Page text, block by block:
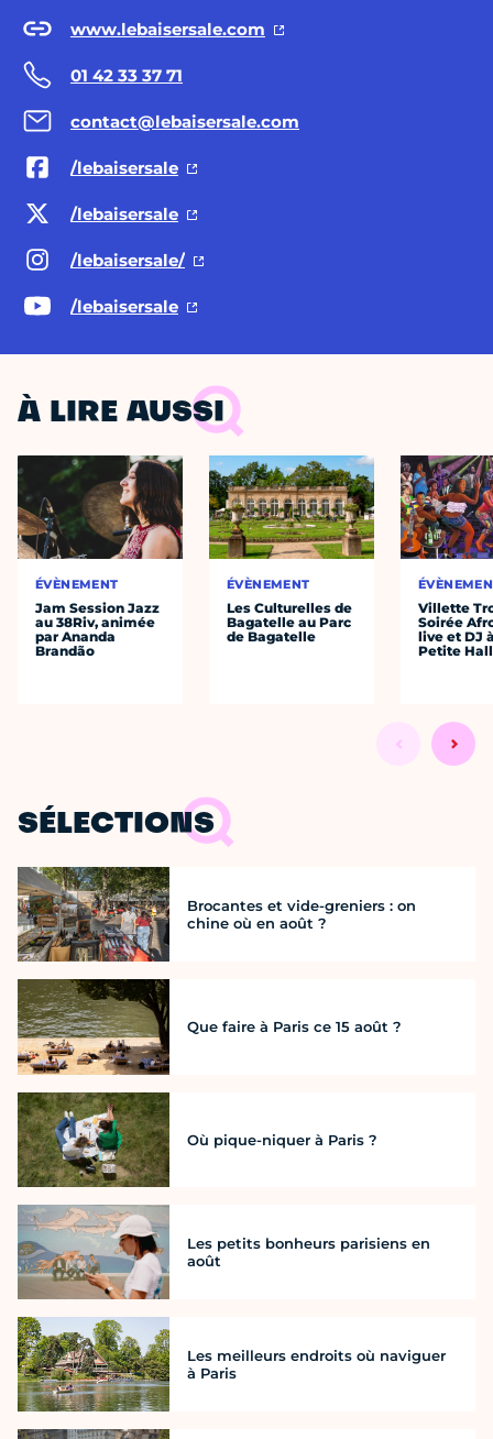
www.lebaisersale.com
01 42 33 37 71
contact@lebaisersale.com
/lebaisersale
/lebaisersale
/lebaisersale/
/lebaisersale
À LIRE AUSSI
ÉVÈNEMENT
Jam Session Jazz
au 38Riv, animée
par Ananda
Brandão
ÉVÈNEMENT
Les Culturelles de
Bagatelle au Parc
de Bagatelle
Villette
Soirée
live et DJ
Petite
SÉLECTIONS
Brocantes et vide-greniers : on
chine où en août ?
Que faire à Paris ce 15 août ?
Où pique-niquer à Paris ?
Les petits bonheurs parisiens en
août
Les meilleurs endroits où naviguer
à Paris